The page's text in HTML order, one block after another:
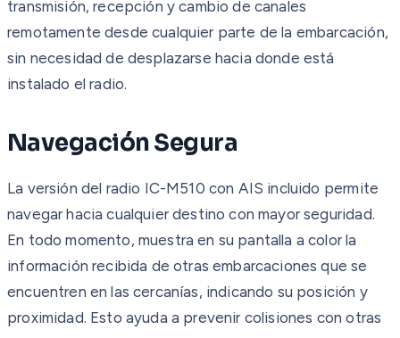
transmisión, recepción y cambio de canales
remotamente desde cualquier parte de la embarcación,
sin necesidad de desplazarse hacia donde está
instalado el radio.
Navegación Segura
La versión del radio IC-M510 con AIS incluido permite
navegar hacia cualquier destino con mayor seguridad.
En todo momento, muestra en su pantalla a color la
información recibida de otras embarcaciones que se
encuentren en las cercanías, indicando su posición y
proximidad. Esto ayuda a prevenir colisiones con otras